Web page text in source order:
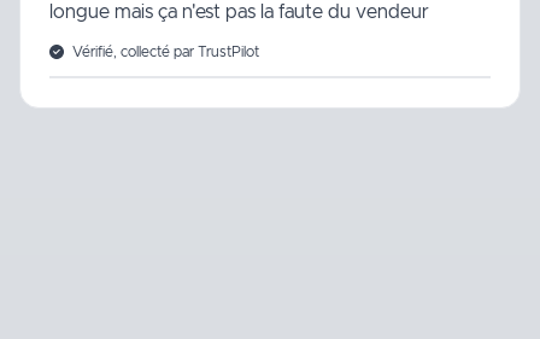
longue mais ça n'est pas la faute du vendeur
Vérifié, collecté par TrustPilot